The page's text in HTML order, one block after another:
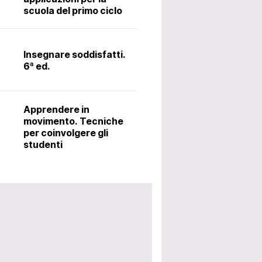
all’estero
scuola del primo ciclo
Insegnare soddisfatti.
6ª ed.
Apprendere in
movimento. Tecniche
per coinvolgere gli
studenti